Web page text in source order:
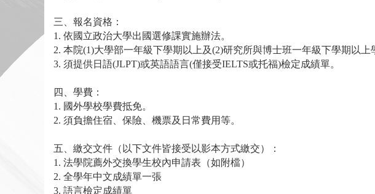
三、報名資格：
1. 依國立政治大學出國選修課實施辦法。
2. 本院(1)大學部一年級下學期以上及(2)研究所與博士班一年級下學期以上
3. 須提供日語(JLPT)或英語語言(僅接受IELTS或托福)檢定成績單。
四、學費：
1. 國外學校學費抵免。
2. 須負擔住宿、保險、機票及日常費用等。
五、繳交文件（以下文件皆接受以影本方式繳交）：
1. 法學院薦外交換學生校內申請表（如附檔）
2. 全學年中文成績單一張
3. 語言檢定成績單